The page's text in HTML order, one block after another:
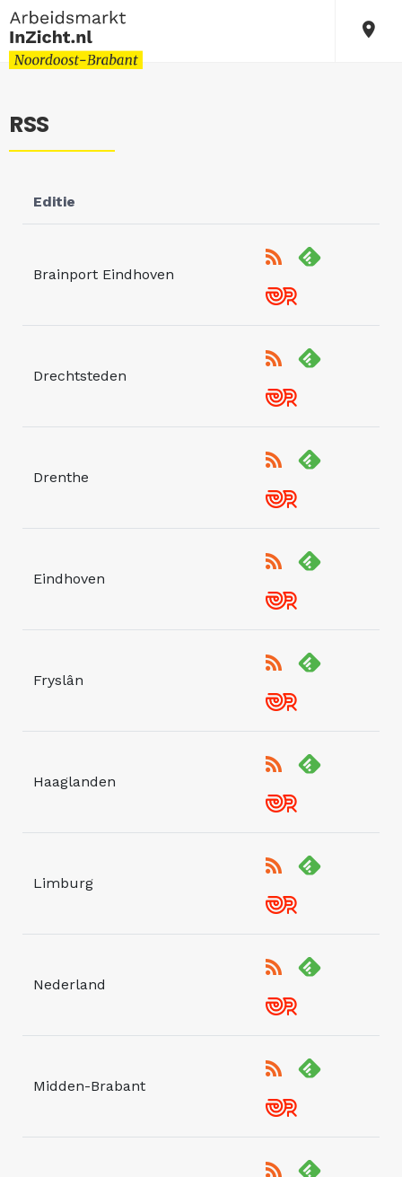
RSS
Editie
Brainport Eindhoven
Drechtsteden
Drenthe
Eindhoven
Fryslân
Haaglanden
Limburg
Nederland
Midden-Brabant